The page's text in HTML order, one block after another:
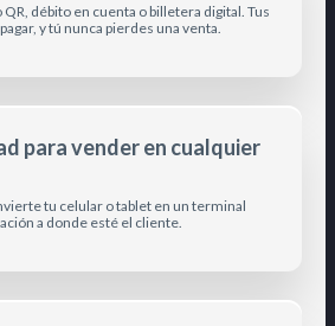
débito en cuenta o billetera digital. Tus
y tú nunca pierdes una venta.
para vender en cualquier
tu celular o tablet en un terminal
a donde esté el cliente.